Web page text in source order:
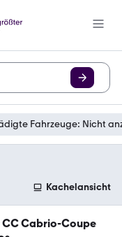
Fahrzeuge: Nicht
Kachelansicht
CC Cabrio-Coupe